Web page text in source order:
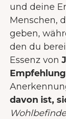
und deine
Menschen,
geben,
den du
Essenz von
davon ist,